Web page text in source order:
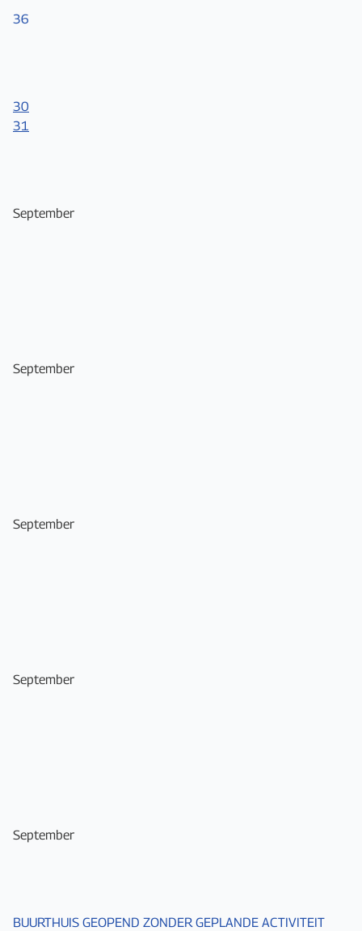
36
30
31
September
September
September
September
September
BUURTHUIS GEOPEND ZONDER GEPLANDE ACTIVITEIT